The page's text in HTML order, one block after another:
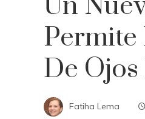
Permite
De Ojos
Fatiha Lema